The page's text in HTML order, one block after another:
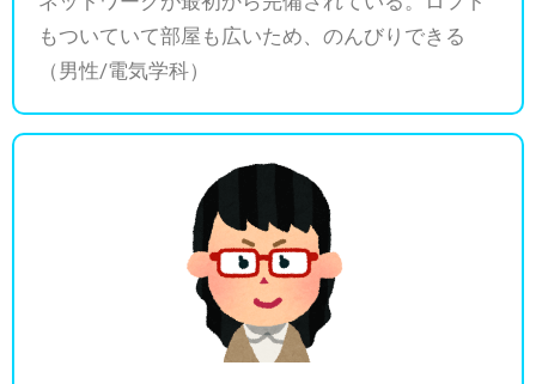
もついていて部屋も広いため、のんびりできる
（男性/電気学科）